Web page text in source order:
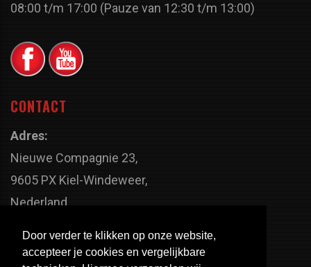
Door verder te klikken op onze website,
accepteer je cookies en vergelijkbare
08:00 t/m 17:00 (Pauze van 12:30 t/m 13:00)
CONTACT
Adres:
Nieuwe Compagnie 23,
9605 PX Kiel-Windeweer,
Nederland
+31 598 - 320 402